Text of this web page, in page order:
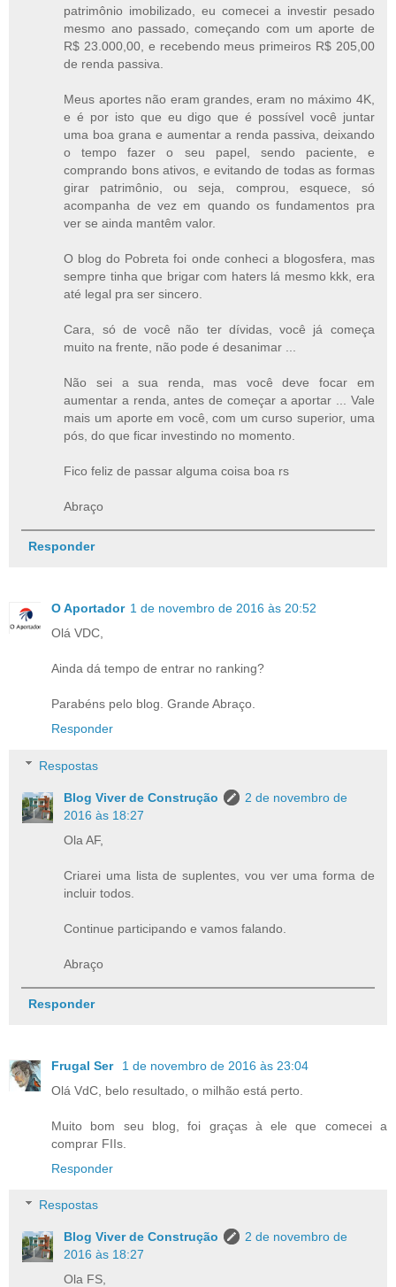
patrimônio imobilizado, eu comecei a investir pesado
mesmo ano passado, começando com um aporte de
R$ 23.000,00, e recebendo meus primeiros R$ 205,00
de renda passiva.
Meus aportes não eram grandes, eram no máximo 4K,
e é por isto que eu digo que é possível você juntar
uma boa grana e aumentar a renda passiva, deixando
o tempo fazer o seu papel, sendo paciente, e
comprando bons ativos, e evitando de todas as formas
girar patrimônio, ou seja, comprou, esquece, só
acompanha de vez em quando os fundamentos pra
ver se ainda mantêm valor.
O blog do Pobreta foi onde conheci a blogosfera, mas
sempre tinha que brigar com haters lá mesmo kkk, era
até legal pra ser sincero.
Cara, só de você não ter dívidas, você já começa
muito na frente, não pode é desanimar ...
Não sei a sua renda, mas você deve focar em
aumentar a renda, antes de começar a aportar ... Vale
mais um aporte em você, com um curso superior, uma
pós, do que ficar investindo no momento.
Fico feliz de passar alguma coisa boa rs
Abraço
Responder
O Aportador 1 de novembro de 2016 às 20:52
Olá VDC,
Ainda dá tempo de entrar no ranking?
Parabéns pelo blog. Grande Abraço.
Responder
Respostas
Blog Viver de Construção
2 de novembro de
2016 às 18:27
Ola AF,
Criarei uma lista de suplentes, vou ver uma forma de
incluir todos.
Continue participando e vamos falando.
Abraço
Responder
Frugal Ser
1 de novembro de 2016 às 23:04
Olá VdC, belo resultado, o milhão está perto.
Muito bom seu blog, foi graças à ele que comecei a
comprar FIIs.
Responder
Respostas
Blog Viver de Construção
2 de novembro de
2016 às 18:27
Ola FS,